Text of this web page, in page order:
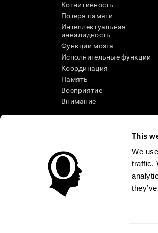
This
We
traffic.
Когнитивность
Потеря памяти
Интеллектуальная
инвалидность
Функции мозга
Исполнительные функции
Координация
Память
Восприятие
Внимание